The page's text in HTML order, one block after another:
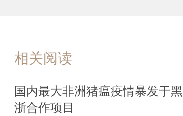
相关阅读
国内最大非洲猪瘟疫情暴发于黑
浙合作项目